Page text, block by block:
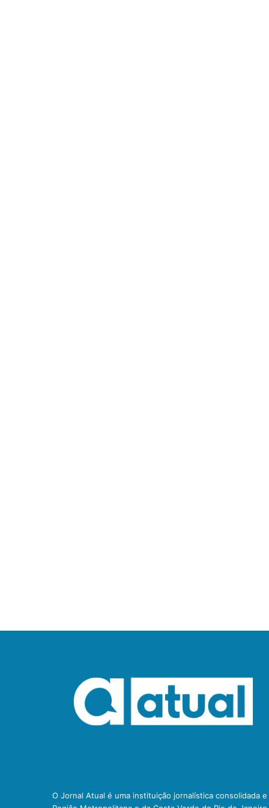
O Jornal Atual é uma instituição jornalística consolidada